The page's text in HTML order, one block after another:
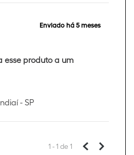
Enviado há 5 meses
esse produto a um
- SP
1 - 1de 1